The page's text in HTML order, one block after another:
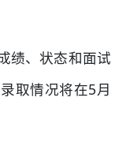
绩、状态和面试
取情况将在5月